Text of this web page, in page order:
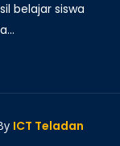
belajar siswa
ICT Teladan